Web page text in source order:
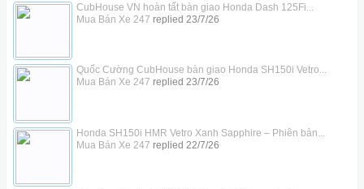
CubHouse VN hoàn tất bàn giao Honda Dash 125Fi...
Mua Bán Xe 247 replied 23/7/26
Quốc Cường CubHouse bàn giao Honda SH150i Vetro...
Mua Bán Xe 247 replied 23/7/26
Honda SH150i HMR Vetro Xanh Sapphire – Phiên bản...
Mua Bán Xe 247 replied 22/7/26